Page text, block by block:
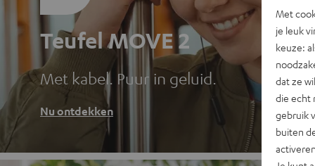
Teufel MOVE 2
Met kabel. Puur in geluid.
Nu ontdekken
Met
je leuk
keuze:
dat ze
die echt
gebruik
buiten